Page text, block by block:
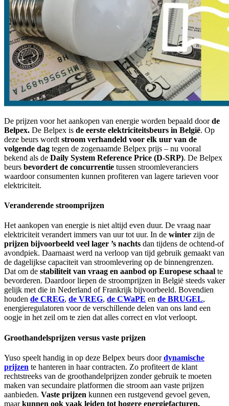
De prijzen voor het aankopen van energie worden bepaald doorde
Belpex. De Belpex is de eerste elektriciteitsbeurs in België. Op
deze beurs wordt stroom verhandeld voor elk uur van de
volgende dag tegen de zogenaamde Belpex prijs – nu vooral
bekend als de Daily System Reference Price (D-SRP). De Belpex
beurs bevordert de concurrentie tussen stroomleveranciers
waardoor consumenten kunnen profiteren van lagere tarieven voor
elektriciteit.
Veranderende stroomprijzen
Het aankopen van energie is niet altijd even duur. De vraag naar
elektriciteit verandert immers van uur tot uur. In de winter zijn de
prijzen bijvoorbeeld veel lager ’s nachts dan tijdens de ochtend-of
avondpiek. Daarnaast werd na verloop van tijd gebruik gemaakt van
de dagelijkse capaciteit van stroomlevering op de binnengrenzen.
Dat om de stabiliteit van vraag en aanbod op Europese schaal te
bevorderen. Daardoor liepen de stroomprijzen in België steeds vaker
gelijk met die in Nederland of Frankrijk bijvoorbeeld. Bovendien
houden de CREG, de VREG, de CWaPE en de BRUGEL,
energieregulatoren voor de verschillende delen van ons land een
oogje in het zeil om te zien dat alles correct en vlot verloopt.
Groothandelsprijzen versus vaste prijzen
Yuso speelt handig in op deze Belpex beurs doordynamische
prijzen te hanteren in haar contracten. Zo profiteert de klant
rechtstreeks van de groothandelprijzen zonder gebruik te moeten
maken van secundaire platformen die stroom aan vaste prijzen
aanbieden. Vaste prijzen kunnen een rustgevend gevoel geven,
maarkunnen ook vaak leiden tot hogere energiefacturen.